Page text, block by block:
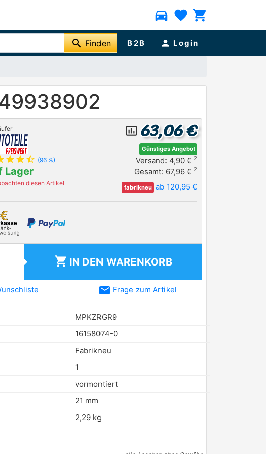
directions_car favorite shopping_cart
search Finden B2B person Login
star star star_half (96 %)
Lager
diesen Artikel
insert_chart_outlined 63,06 €
Günstiges Angebot
Versand: 4,90 € 2
Gesamt: 67,96 € 2
fabrikneu ab 120,95 €
shopping_cart IN DEN WARENKORB
email Frage zum Artikel
MPKZRGR9
16158074-0
Fabrikneu
1
vormontiert
21 mm
2,29 kg